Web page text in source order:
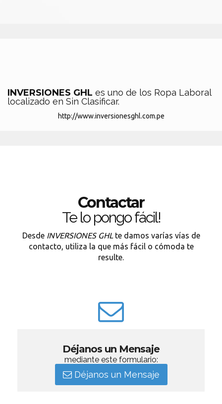
INVERSIONES GHL es uno de los Ropa Laboral
localizado en Sin Clasificar.
http://www.inversionesghl.com.pe
Contactar
Te lo pongo fácil!
Desde INVERSIONES GHLte damos varías vías de
contacto, utiliza la que más fácil o cómoda te
resulte.
Déjanos un Mensaje
mediante este formulario:
Déjanos un Mensaje